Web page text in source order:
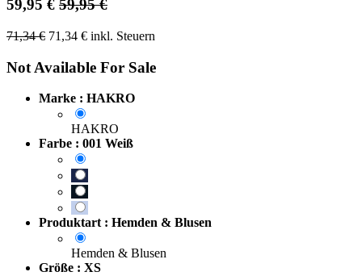
59,95 € 59,95€
71,34€ 71,34 € inkl. Steuern
Not Available For Sale
Marke : HAKRO
HAKRO
Farbe : 001 Weiß
Produktart : Hemden & Blusen
Hemden & Blusen
Größe : XS